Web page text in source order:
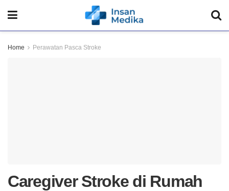
Home Perawatan Pasca Stroke
Caregiver Stroke di Rumah